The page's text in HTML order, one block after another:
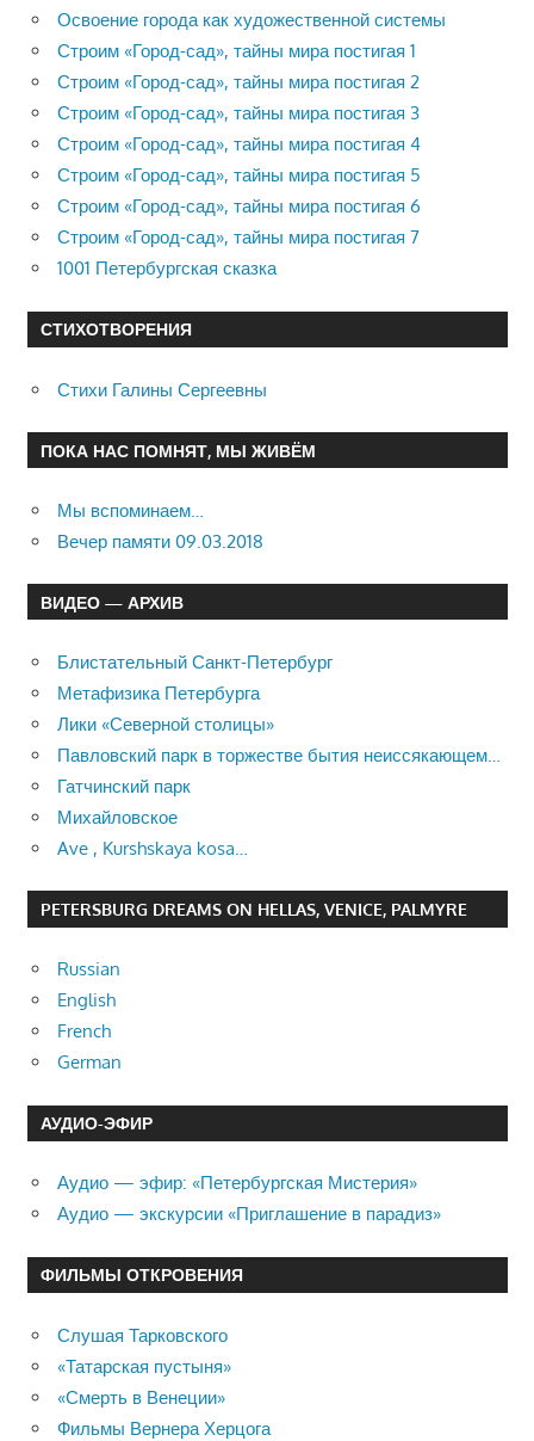
Освоение города как художественной системы
Строим «Город-сад», тайны мира постигая 1
Строим «Город-сад», тайны мира постигая 2
Строим «Город-сад», тайны мира постигая 3
Строим «Город-сад», тайны мира постигая 4
Строим «Город-сад», тайны мира постигая 5
Строим «Город-сад», тайны мира постигая 6
Строим «Город-сад», тайны мира постигая 7
1001 Петербургская сказка
СТИХОТВОРЕНИЯ
Стихи Галины Сергеевны
ПОКА НАС ПОМНЯТ, МЫ ЖИВЁМ
Мы вспоминаем…
Вечер памяти 09.03.2018
ВИДЕО — АРХИВ
Блистательный Санкт-Петербург
Метафизика Петербурга
Лики «Северной столицы»
Павловский парк в торжестве бытия неиссякающем…
Гатчинский парк
Михайловское
Ave , Kurshskaya kosa…
PETERSBURG DREAMS ON HELLAS, VENICE, PALMYRE
Russian
English
French
German
АУДИО-ЭФИР
Аудио — эфир: «Петербургская Мистерия»
Аудио — экскурсии «Приглашение в парадиз»
ФИЛЬМЫ ОТКРОВЕНИЯ
Слушая Тарковского
«Татарская пустыня»
«Смерть в Венеции»
Фильмы Вернера Херцога